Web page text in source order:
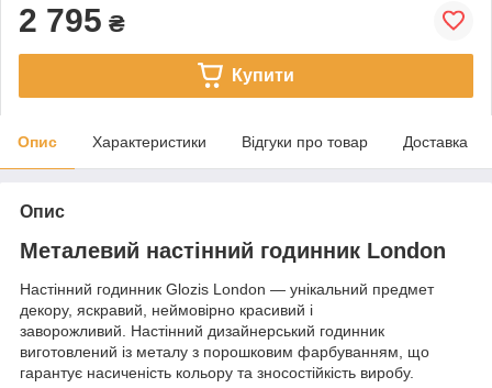
2 795 ₴
Купити
Опис Характеристики Відгуки про товар Доставка
Опис
Металевий настінний годинник London
Настінний годинник Glozis London — унікальний предмет
декору, яскравий, неймовірно красивий і
заворожливий. Настінний дизайнерський годинник
виготовлений із металу з порошковим фарбуванням, що
гарантує насиченість кольору та зносостійкість виробу.